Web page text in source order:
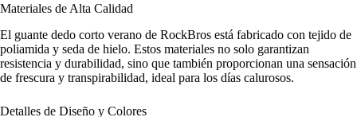
Materiales de Alta Calidad
El guante dedo corto verano de RockBros está fabricado con tejido de
poliamida y seda de hielo. Estos materiales no solo garantizan
resistencia y durabilidad, sino que también proporcionan una sensación
de frescura y transpirabilidad, ideal para los días calurosos.
Detalles de Diseño y Colores